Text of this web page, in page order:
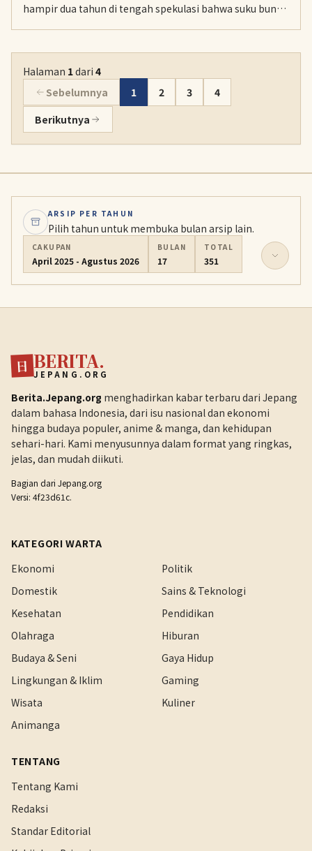
hampir dua tahun di tengah spekulasi bahwa suku bunga
AS bisa naik. Dolar diperdagangkan sekitar 161 yen
Juni.
Halaman 1dari 4
Sebelumnya
1 2 3
4
Berikutnya
ARSIP PER TAHUN
Pilih tahun untuk membuka bulan arsip lain.
CAKUPAN
April 2025 - Agustus 2026
BULAN
17
TOTAL
351
日 BERITA.
JEPANG.ORG
Berita.Jepang.org menghadirkan kabar terbaru dari Jepang
dalam bahasa Indonesia, dari isu nasional dan ekonomi
hingga budaya populer, anime & manga, dan kehidupan
sehari-hari. Kami menyusunnya dalam format yang ringkas,
jelas, dan mudah diikuti.
Bagian dari Jepang.org
Versi: 4f23d61c.
KATEGORI WARTA
Ekonomi
Politik
Domestik
Sains & Teknologi
Kesehatan
Pendidikan
Olahraga
Hiburan
Budaya & Seni
Gaya Hidup
Lingkungan & Iklim
Gaming
Wisata
Kuliner
Animanga
TENTANG
Tentang Kami
Redaksi
Standar Editorial